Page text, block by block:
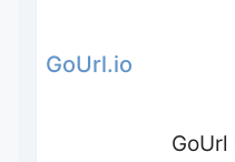
GoUrl.io